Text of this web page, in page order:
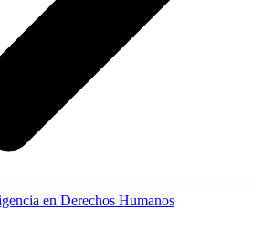
en Derechos Humanos